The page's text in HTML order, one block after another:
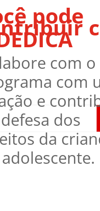
pode
com o
com
e
dos
da